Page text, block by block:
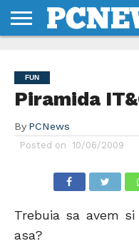
NOI
SI
CONDITII
FUN
Piramida
By PCNews
Posted on 10/06/2009
Trebuia sa avem
asa?